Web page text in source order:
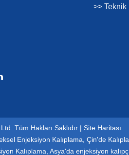
>> Teknik
Tüm Hakları Saklıdır | Site Haritası
Enjeksiyon Kalıplama Çin'de
Kalıplama Asya'da enjeksiyon